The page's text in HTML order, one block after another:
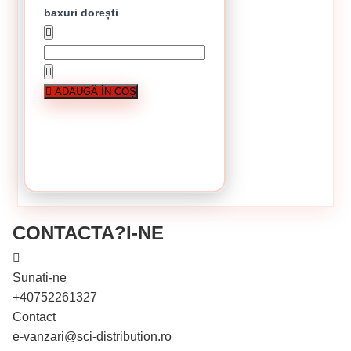
Stoc epuizat
Polistiren expandat Sikatherm® EPS80 20mm
61.69 lei / buc
baxuri dorești
ADAUGĂ ÎN COȘ
CONTACTA?I-NE
Sunati-ne
+40752261327
Contact
e-vanzari@sci-distribution.ro